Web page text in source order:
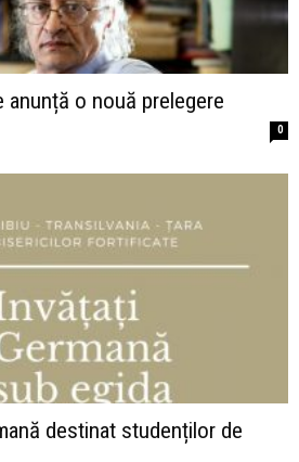
anunță o nouă prelegere
0
destinat studenților de